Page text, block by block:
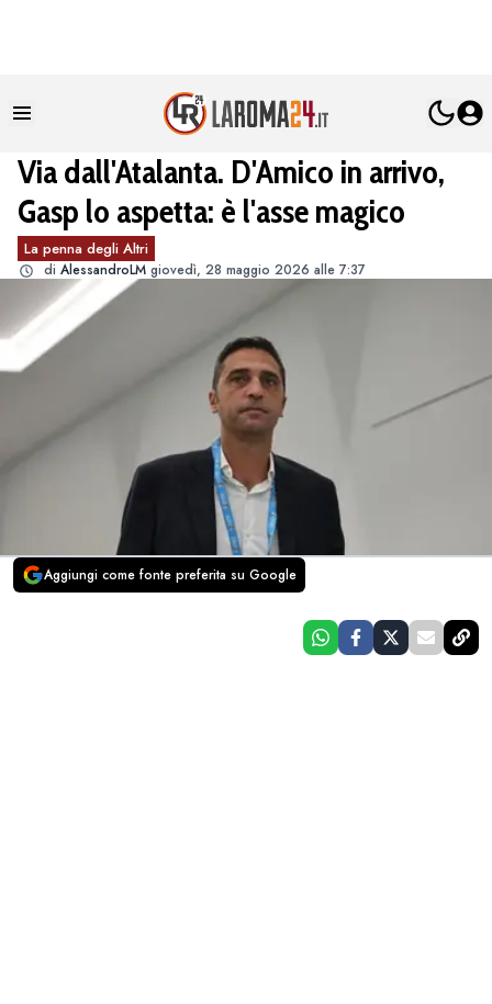
Via dall'Atalanta. D'Amico in arrivo,
Gasp lo aspetta: è l'asse magico
La penna degli Altri
di AlessandroLM giovedì, 28 maggio 2026 alle 7:37
Aggiungi come fonte preferita su Google